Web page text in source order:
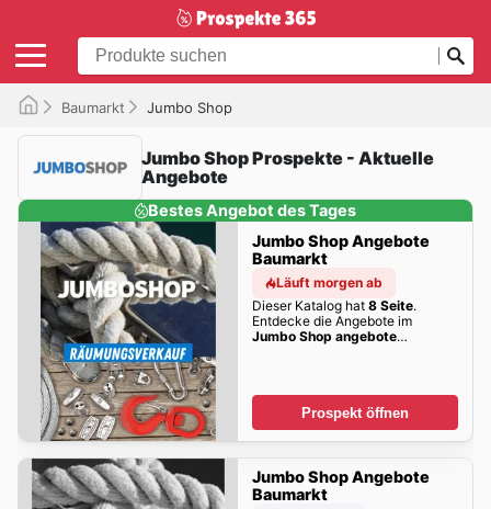
Baumarkt Jumbo Shop
Jumbo Shop Prospekte - Aktuelle
Angebote
Bestes Angebot des Tages
Jumbo Shop Angebote
Baumarkt
Läuft morgen ab
Dieser Katalog hat 8 Seite.
Entdecke die Angebote im
Jumbo Shop angebote
Prospekt öffnen
Jumbo Shop Angebote
Baumarkt